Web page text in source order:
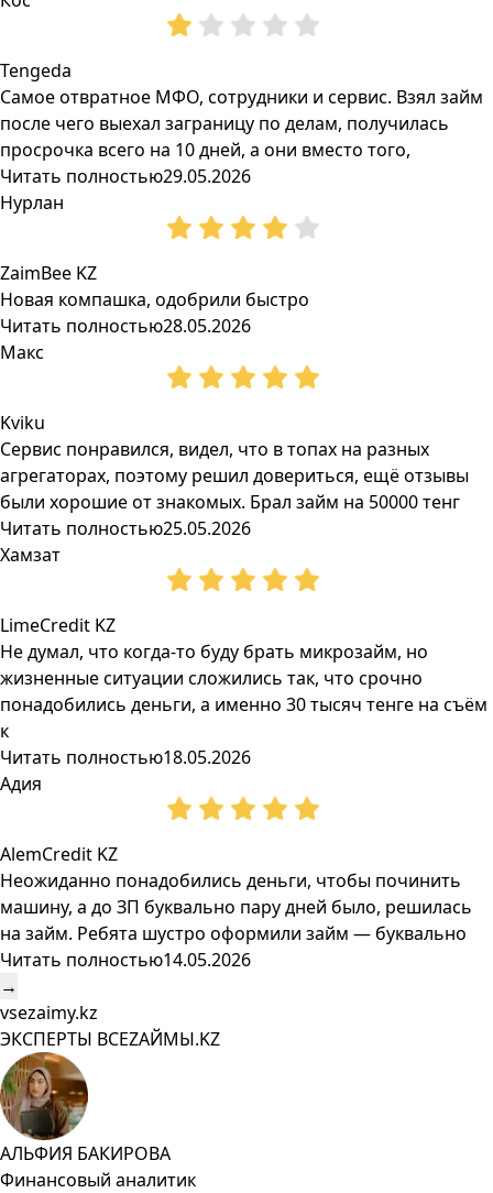
Tengeda
Самое отвратное МФО, сотрудники и сервис. Взял займ
после чего выехал заграницу по делам, получилась
просрочка всего на 10 дней, а они вместо того,
Читать полностью29.05.2026
Нурлан
ZaimBee KZ
Новая компашка, одобрили быстро
Читать полностью28.05.2026
Макс
Kviku
Сервис понравился, видел, что в топах на разных
агрегаторах, поэтому решил довериться, ещё отзывы
были хорошие от знакомых. Брал займ на 50000 тенг
Читать полностью25.05.2026
Хамзат
LimeCredit KZ
Не думал, что когда-то буду брать микрозайм, но
жизненные ситуации сложились так, что срочно
понадобились деньги, а именно 30 тысяч тенге на съём
к
Читать полностью18.05.2026
Адия
AlemCredit KZ
Неожиданно понадобились деньги, чтобы починить
машину, а до ЗП буквально пару дней было, решилась
на займ. Ребята шустро оформили займ — буквально
Читать полностью14.05.2026
→
vsezaimy.kz
ЭКСПЕРТЫ ВСЕZAЙМЫ.KZ
АЛЬФИЯ БАКИРОВА
Финансовый аналитик